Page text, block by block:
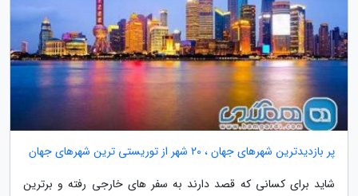
پر بازدیدترین شهرهای جهان ، 20 شهر از توریستی ترین شهرهای جهان
شاید برای کسانی که قصد دارند به سفر های خارجی رفته و برترین